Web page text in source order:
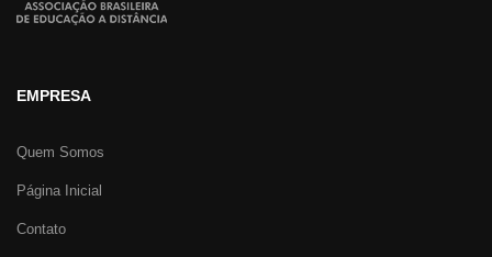
EMPRESA
Quem Somos
Página Inicial
Contato